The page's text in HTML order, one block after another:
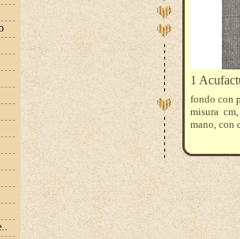
1
fondo con
misura
mano, con